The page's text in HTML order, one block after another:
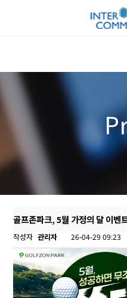
골프존파크, 5월 가정의 달 이벤
작성자 관리자 26-04-29 09:23